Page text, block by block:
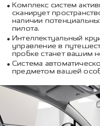
Комплекс систем
сканирует
наличии
пилота.
Интеллектуальный
управление в
пробке станет вашим
Система
предметом вашей